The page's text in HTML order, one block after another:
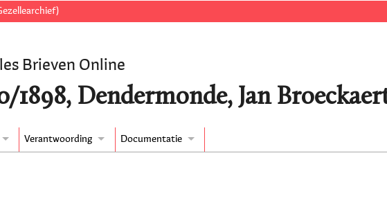
Brieven Online
1898, Dendermonde, Jan
Verantwoording Documentatie